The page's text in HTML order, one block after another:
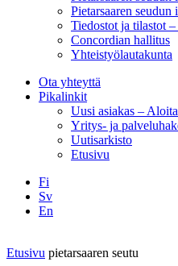
Pietarsaaren seudun
Tiedostot ja tilastot
Concordian hallitus
Yhteistyölautakunta
Ota yhteyttä
Pikalinkit
Uusi asiakas –
Yritys- ja
Uutisarkisto
Etusivu
Fi
Sv
En
Etusivu pietarsaaren seutu